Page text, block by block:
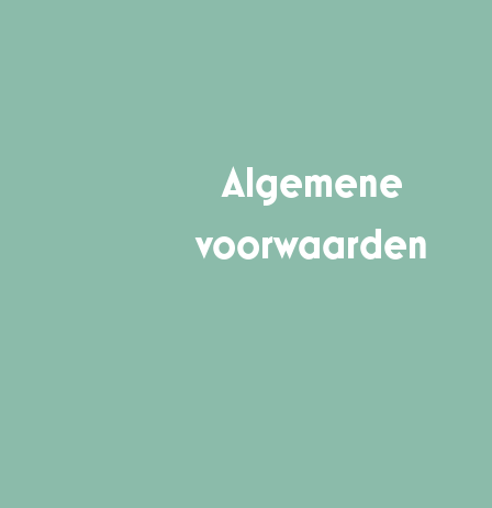
Algemene
voorwaarden